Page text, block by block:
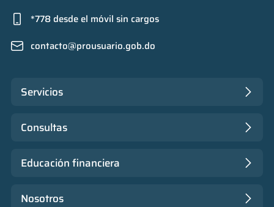
*778 desde el móvil sin cargos
contacto@prousuario.gob.do
Servicios
Consultas
Educación financiera
Nosotros